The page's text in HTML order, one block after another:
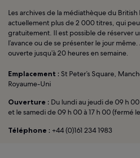
Les archives de la médiathèque du
actuellement plus de 2 000 titres, qui
gratuitement. Il est possible de réserver
l’avance ou de se présenter le jour
ouverte jusqu’à 20 heures en semaine.
Emplacement : St Peter’s Square,
Royaume-Uni
Ouverture : Du lundi au jeudi de 09 h
et le samedi de 09 h 00 à 17 h 00 (fermé
Téléphone : +44 (0)161 234 1983